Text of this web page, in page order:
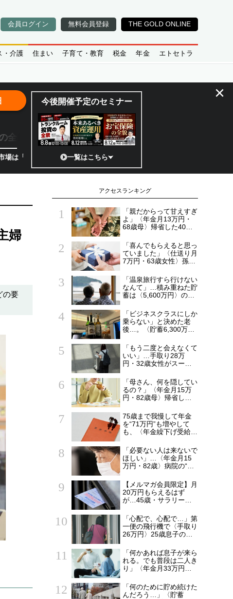
会員ログイン 無料会員登録 THE GOLD ONLINE
・介護 住まい 子育て・教育 税金 年金 エトセトラ
全貌
」 日本の宇宙ベンチャーのココがスゴイ！／補助金から実需へ、知られ
今後開催予定のセミナー
一覧はこちら
×
婦
の要
アクセスランキング
「親だからって甘えすぎ
よ」〈年金月13万円・
68歳母〉帰省した40歳
には泊めない」
「喜んでもらえると思っ
ていました」〈仕送り月
7万円・63歳女性〉孫へ
で崩れた親子関係
「温泉旅行すら行けない
なんて」…積み重ねた貯
蓄は〈5,600万円〉の68
を貯めたはずが「馬鹿だ
った」肩を落とす理由
「ビジネスクラスにしか
乗らない」と決めた老
後…。〈貯蓄6,300万
国後に募った後悔
「もう二度と会えなくて
いい」…手取り28万
円・32歳女性がスーツ
出した日。きっかけは
66歳母の「背筋の凍る
一言」
「母さん、何を隠してい
るの？」〈年金月15万
円・82歳母〉帰省した
った変化
75歳まで我慢して年金
を“71万円”も増やして
も、〈年金繰下げ受給〉
偶者が年下の人」「定年
後も働く人」「特別な年
金を受け取れる人」
【CFPが解説】
「必要ない人は来ないで
ほしい」…〈年金月15
万円・82歳〉病院の“常
られた20代会社員の本
音。それでも通い続ける
理由
【メルマガ会員限定】月
20万円もらえるはず
が…45歳・サラリーマ
抱いた違和感。「年金ル
ール」知らずにそのまま
20年…65歳で受け取る
ことになる年金額に唖然
「心配で、心配で…」第
一便の飛行機で〈手取り
26万円〉25歳息子のア
歳母。待ち受けてい
た“悲しい結末”【CFPの
助言】
「何かあれば息子が来ら
れる。でも普段は二人き
り」〈年金月33万円・
婦、戸建てを手放して選
んだ“ちょうどいい距離”
「何のために貯め続けた
んだろう…」〈貯蓄